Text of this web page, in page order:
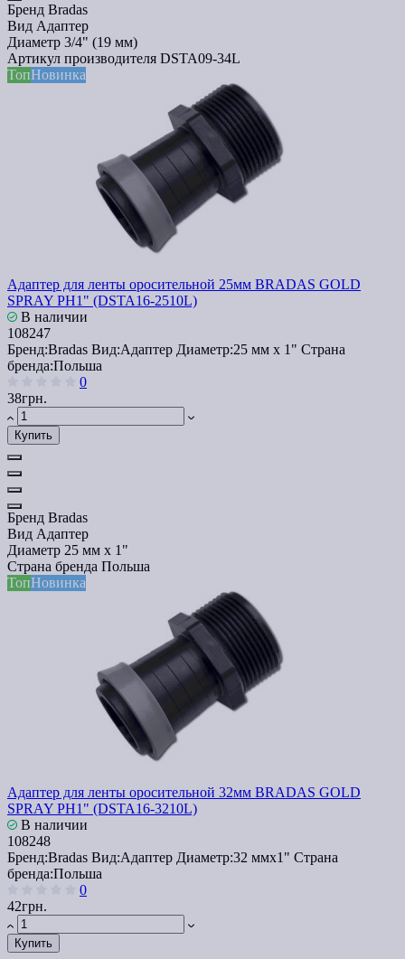
Бренд Bradas
Вид Адаптер
Диаметр 3/4" (19 мм)
Артикул производителя DSTA09-34L
ТопНовинка
Адаптер для ленты оросительной 25мм BRADAS GOLD
SPRAY РН1" (DSTA16-2510L)
В наличии
108247
Бренд:Bradas Вид:Адаптер Диаметр:25 мм x 1" Страна
бренда:Польша
0
38грн.
Купить
Бренд Bradas
Вид Адаптер
Диаметр 25 мм x 1"
Страна бренда Польша
ТопНовинка
Адаптер для ленты оросительной 32мм BRADAS GOLD
SPRAY РН1" (DSTA16-3210L)
В наличии
108248
Бренд:Bradas Вид:Адаптер Диаметр:32 ммx1" Страна
бренда:Польша
0
42грн.
Купить